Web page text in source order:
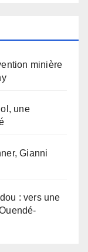
minière
une
Gianni
: vers une